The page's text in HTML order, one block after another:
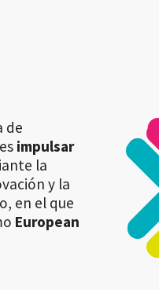
de
impulsar
la
y la
en el que
European